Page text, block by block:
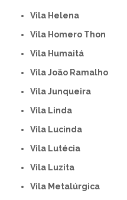
Vila Helena
Vila Homero Thon
Vila Humaitá
Vila João Ramalho
Vila Junqueira
Vila Linda
Vila Lucinda
Vila Lutécia
Vila Luzita
Vila Metalúrgica